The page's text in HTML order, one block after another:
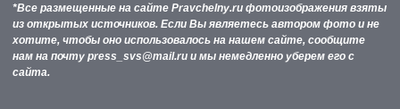
*Все размещенные на сайте Pravchelny.ru фотоизображения взяты
из открытых источников. Если Вы являетесь автором фото и не
хотите, чтобы оно использовалось на нашем сайте, сообщите
нам на почту press_svs@mail.ru и мы немедленно уберем его с
сайта.